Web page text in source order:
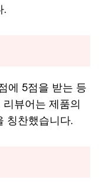
.
에 5점을 받는 등
뷰어는 제품의
칭찬했습니다.